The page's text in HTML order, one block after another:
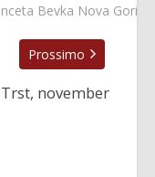
Bevka Nova Gorica
Prossimo
november